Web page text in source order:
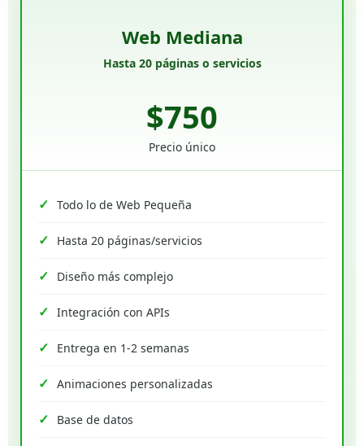
Web Mediana
Hasta 20 páginas o servicios
$750
Precio único
Todo lo de Web Pequeña
Hasta 20 páginas/servicios
Diseño más complejo
Integración con APIs
Entrega en 1-2 semanas
Animaciones personalizadas
Base de datos